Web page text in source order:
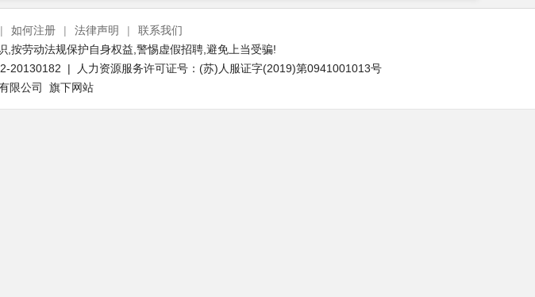
| 如何注册 | 法律声明 |
联系我们
按劳动法规保护自身权益,警惕虚假招聘,避免上当受骗!
20130182 | 人力资源服务许可证号：(苏)人服证字(2019)第0941001013号
限公司 旗下网站